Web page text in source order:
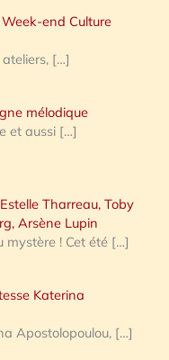
end Culture
[…]
mélodique
et aussi […]
Tharreau, Toby
Arsène Lupin
mystère ! Cet été […]
Katerina
Apostolopoulou, […]